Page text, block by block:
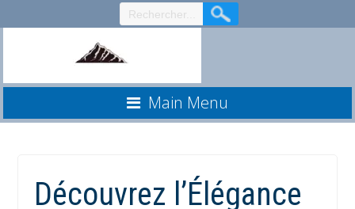
au
Main Menu
Découvrez l’Élégance